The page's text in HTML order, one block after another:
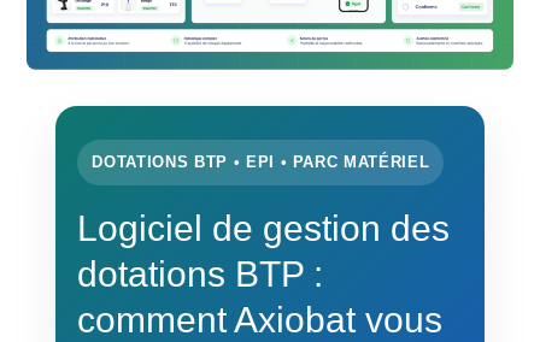
DOTATIONS BTP • EPI • PARC MATÉRIEL
Logiciel de gestion des
dotations BTP :
comment Axiobat vous